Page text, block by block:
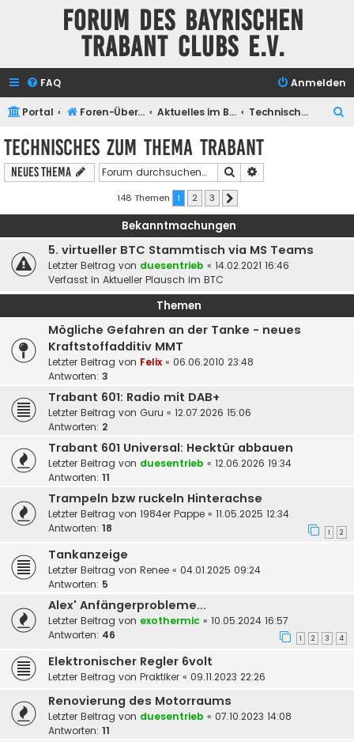
Forum des Bayrischen
Trabant Clubs e.V.
FAQ Anmelden
Portal Foren-Übersicht Aktuelles im BTC Technisches zum Thema Trabant
Technisches zum Thema Trabant
Neues Thema Suche
148 Themen 1 2 3
Bekanntmachungen
5. virtueller BTC Stammtisch via MS Teams
Letzter Beitrag von duesentrieb « 14.02.2021 16:46
Verfasst in Aktueller Plausch im BTC
Themen
Mögliche Gefahren an der Tanke - neues
Kraftstoffadditiv MMT
Letzter Beitrag von Felix « 06.06.2010 23:48
Antworten: 3
Trabant 601: Radio mit DAB+
Letzter Beitrag von Guru « 12.07.2026 15:06
Antworten: 2
Trabant 601 Universal: Hecktür abbauen
Letzter Beitrag von duesentrieb « 12.06.2026 19:34
Antworten: 11
Trampeln bzw ruckeln Hinterachse
Letzter Beitrag von 1984er Pappe « 11.05.2025 12:34
Antworten: 18 1 2
Tankanzeige
Letzter Beitrag von Renee « 04.01.2025 09:24
Antworten: 5
Alex' Anfängerprobleme...
Letzter Beitrag von exothermic « 10.05.2024 16:57
Antworten: 46 1 2 3 4
Elektronischer Regler 6volt
Letzter Beitrag von Praktiker « 09.11.2023 22:26
Renovierung des Motorraums
Letzter Beitrag von duesentrieb « 07.10.2023 14:08
Antworten: 11